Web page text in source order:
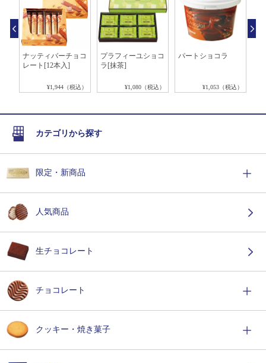
ナッティバーチョコ
レート[12本入]
¥1,944（税込）
プラフィーユショコ
ラ[抹茶]
¥1,080（税込）
パートショコラ
¥1,053（税込）
カテゴリから探す
限定・新商品
人気商品
生チョコレート
チョコレート
クッキー・焼き菓子